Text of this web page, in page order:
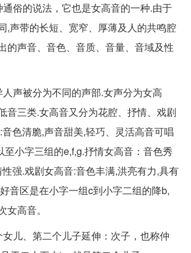
俗的说法，它也是女高音的一种.由于
,声带的长短、宽窄、厚薄及人的共鸣腔
的声音、音色、音质、音量、音域及性
声被分为不同的声部.女声分为女高
音三类.女高音又分为花腔、抒情、戏剧
色清脆,声音甜美,轻巧、灵活高音可唱
至小字三组的e,f,g.抒情女高音：音色秀
强.戏剧女高音:音色丰满,洪亮有力,具有
音区是在小字一组c到小字二组的降b,
高音。
儿、第二个儿子延伸：次子，也称仲